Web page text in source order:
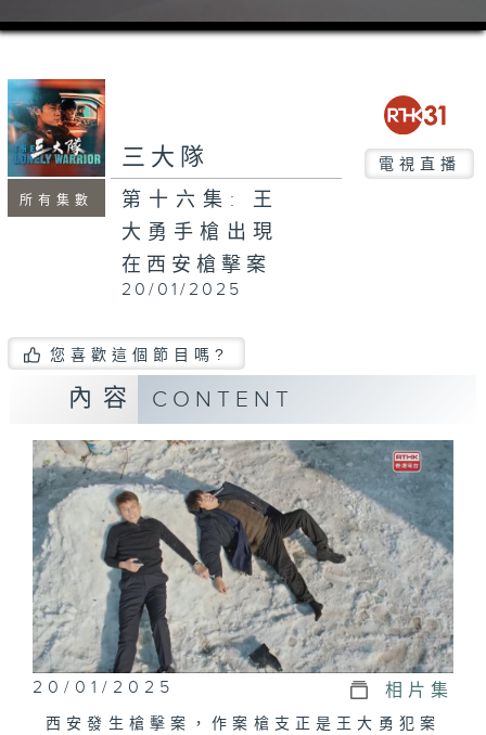
所有集數
三大隊 電視直播
第十六集: 王
大勇手槍出現
在西安槍擊案
20/01/2025
您喜歡這個節目嗎?
內容 CONTENT
20/01/2025 相片集
西安發生槍擊案，作案槍支正是王大勇犯案